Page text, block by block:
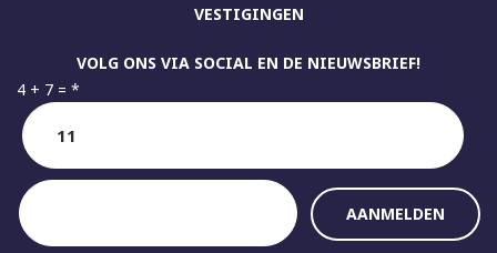
VOLG ONS VIA SOCIAL EN DE NIEUWSBRIEF!
4 + 7 = *
VESTIGINGEN